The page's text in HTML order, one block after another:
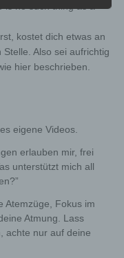
no such thing as a
kostet dich etwas an
Also sei aufrichtig
hier beschrieben.
eigene Videos.
erlauben mir, frei
unterstützt mich all
Atemzüge, Fokus im
Atmung. Lass
achte nur auf deine
as well as its
term viability of
and website
for
collected
optimal level of
process. The
files are stored
provided by a
register on the
of personal